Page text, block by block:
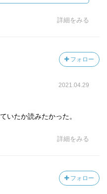
連呼している。
は、ダイウスに関する教
、奈良の大仏が焼ける事件
争いによる兵火といわれ
、勇敢なる（？）キリス
偶像崇拝を嫌いこれを焼
りが、興味深い点ではあ
ルポルタージュとして読
詳細をみる
フォロー
2021.04.29
いたか読みたかった。
詳細をみる
フォロー